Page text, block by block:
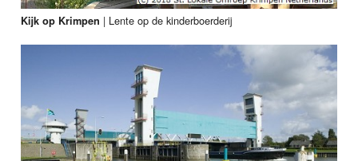
Kijk op Krimpen | Lente op de kinderboerderij